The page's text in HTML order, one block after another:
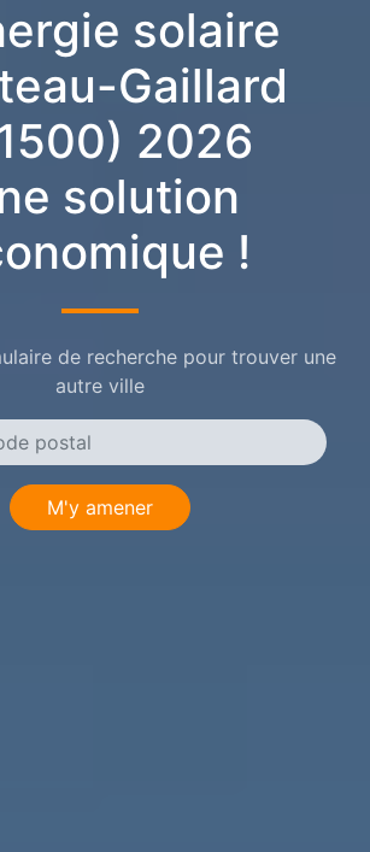
solaire
Gaillard
2026
solution
!
de recherche pour trouver une
autre ville
M'y amener